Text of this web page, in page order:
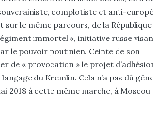
complotiste et anti-
sur le même parcours, de la République
immortel », initiative russe
le pouvoir poutinien. Ceinte de son
de « provocation » le projet
du Kremlin. Cela n’a pas dû
2018 à cette même marche, à Moscou